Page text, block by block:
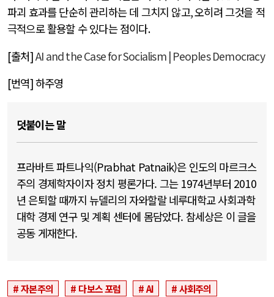
파괴 효과를 단순히 관리하는 데 그치지 않고,오히려 그것을 적
극적으로 활용할 수 있다는 점이다.
[출처]AI and the Case for Socialism | Peoples Democracy
[번역] 하주영
덧붙이는 말
프라바트 파트나익(Prabhat Patnaik)은 인도의 마르크스
주의 경제학자이자 정치 평론가다. 그는 1974년부터 2010
년 은퇴할 때까지 뉴델리의 자와할랄 네루대학교 사회과학
대학 경제 연구 및 계획 센터에 몸담았다. 참세상은 이 글을
공동 게재한다.
자본주의 다보스 포럼 AI 사회주의